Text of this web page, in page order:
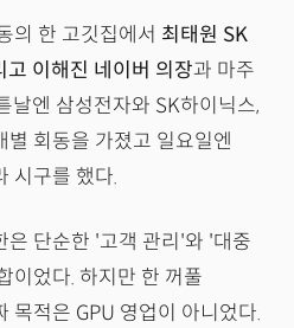
의 한 고깃집에서 최태원 SK
고 이해진 네이버 의장과 마주
날엔 삼성전자와 SK하이닉스,
회동을 가졌고 일요일엔
시구를 했다.
은 단순한 '고객 관리'와 '대중
이었다. 하지만 한 꺼풀
목적은 GPU 영업이 아니었다.